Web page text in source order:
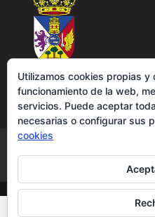
Política de cookies
Utilizamos cookies propias
funcionamiento de la web,
servicios. Puede aceptar
necesarias o configurar sus
cookies